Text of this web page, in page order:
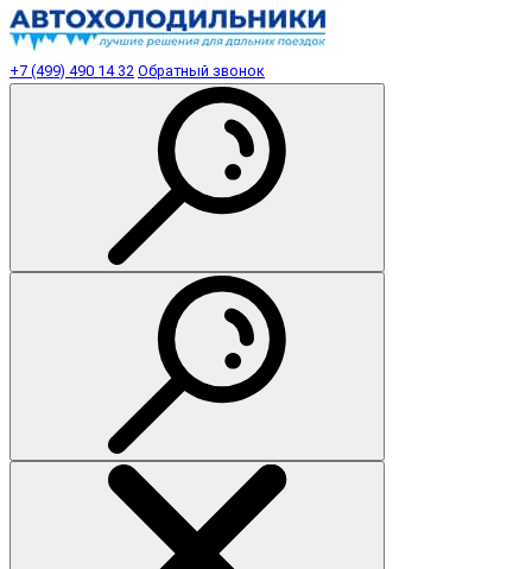
+7 (499) 490 14 32 Обратный звонок